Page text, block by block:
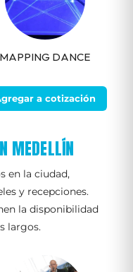
MAPPING DANCE
a cotización
MEDELLÍN
en la ciudad,
y recepciones.
la disponibilidad
largos.